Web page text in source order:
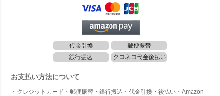
お支払い方法について
・クレジットカード・郵便振替・銀行振込・代金引換・後払い・Amazon